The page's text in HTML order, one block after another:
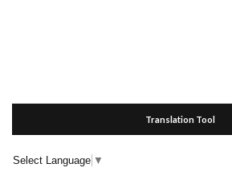
Translation Tool
Select Language ▼